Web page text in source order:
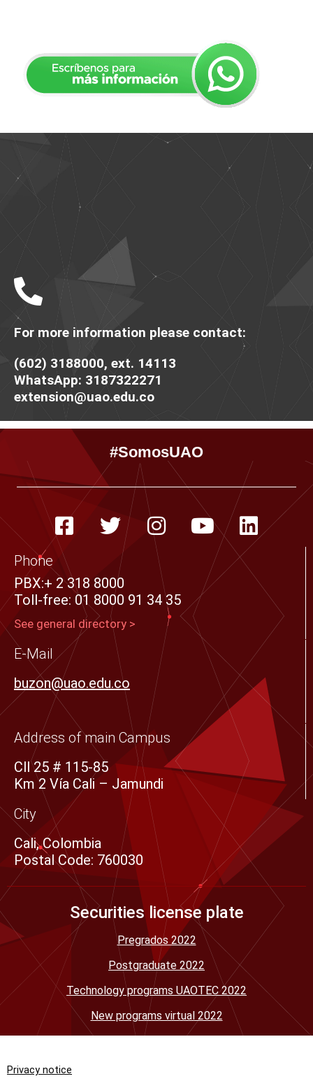
For more information please contact:
(602) 3188000, ext. 14113
WhatsApp: 3187322271
extension@uao.edu.co
#SomosUAO
F
a
c
e
b
o
o
k
-
s
q
a
r
e
T
w
t
t
e
r
I
n
s
t
a
g
r
a
m
Y
o
u
t
e
L
i
n
k
n
Phone
PBX:+ 2 318 8000
Toll-free: 01 8000 91 34 35
See general directory >
E-Mail
buzon@uao.edu.co
Address of main Campus
Cll 25 # 115-85
Km 2 Vía Cali – Jamundi
City
Cali, Colombia
Postal Code: 760030
Securities license plate
Pregrados 2022
Postgraduate 2022
Technology programs UAOTEC 2022
New programs virtual 2022
Privacy notice